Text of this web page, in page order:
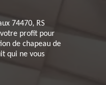
74470, RS
profit pour
de chapeau de
qui ne vous